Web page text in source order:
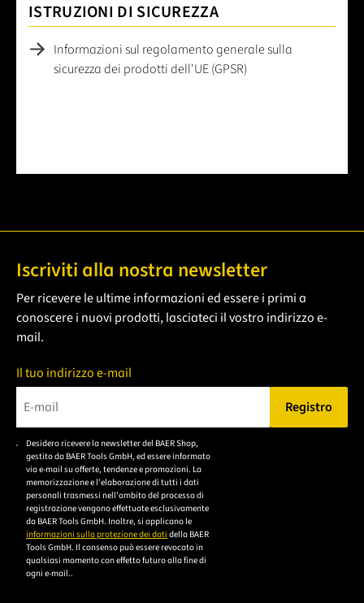
ISTRUZIONI DI SICUREZZA
Informazioni sul regolamento generale sulla
sicurezza dei prodotti dell'UE (GPSR)
Iscriviti alla nostra newsletter
Per ricevere le ultime informazioni ed essere i primi a
conoscere i nuovi prodotti, lasciateci il vostro indirizzo e-
mail.
Il tuo indirizzo e-mail
Bitte geben Sie eine gültige E-Mail-Adresse ein.
Registro
Desidero ricevere la newsletter del BAER Shop,
gestito da BAER Tools GmbH, ed essere informato
via e-mail su offerte, tendenze e promozioni. La
memorizzazione e l'elaborazione di tutti i dati
personali trasmessi nell'ambito del processo di
registrazione vengono effettuate esclusivamente
da BAER Tools GmbH. Inoltre, si applicano le
informazioni sulla protezione dei dati della BAER
Tools GmbH. Il consenso può essere revocato in
qualsiasi momento con effetto futuro alla fine di
ogni e-mail..